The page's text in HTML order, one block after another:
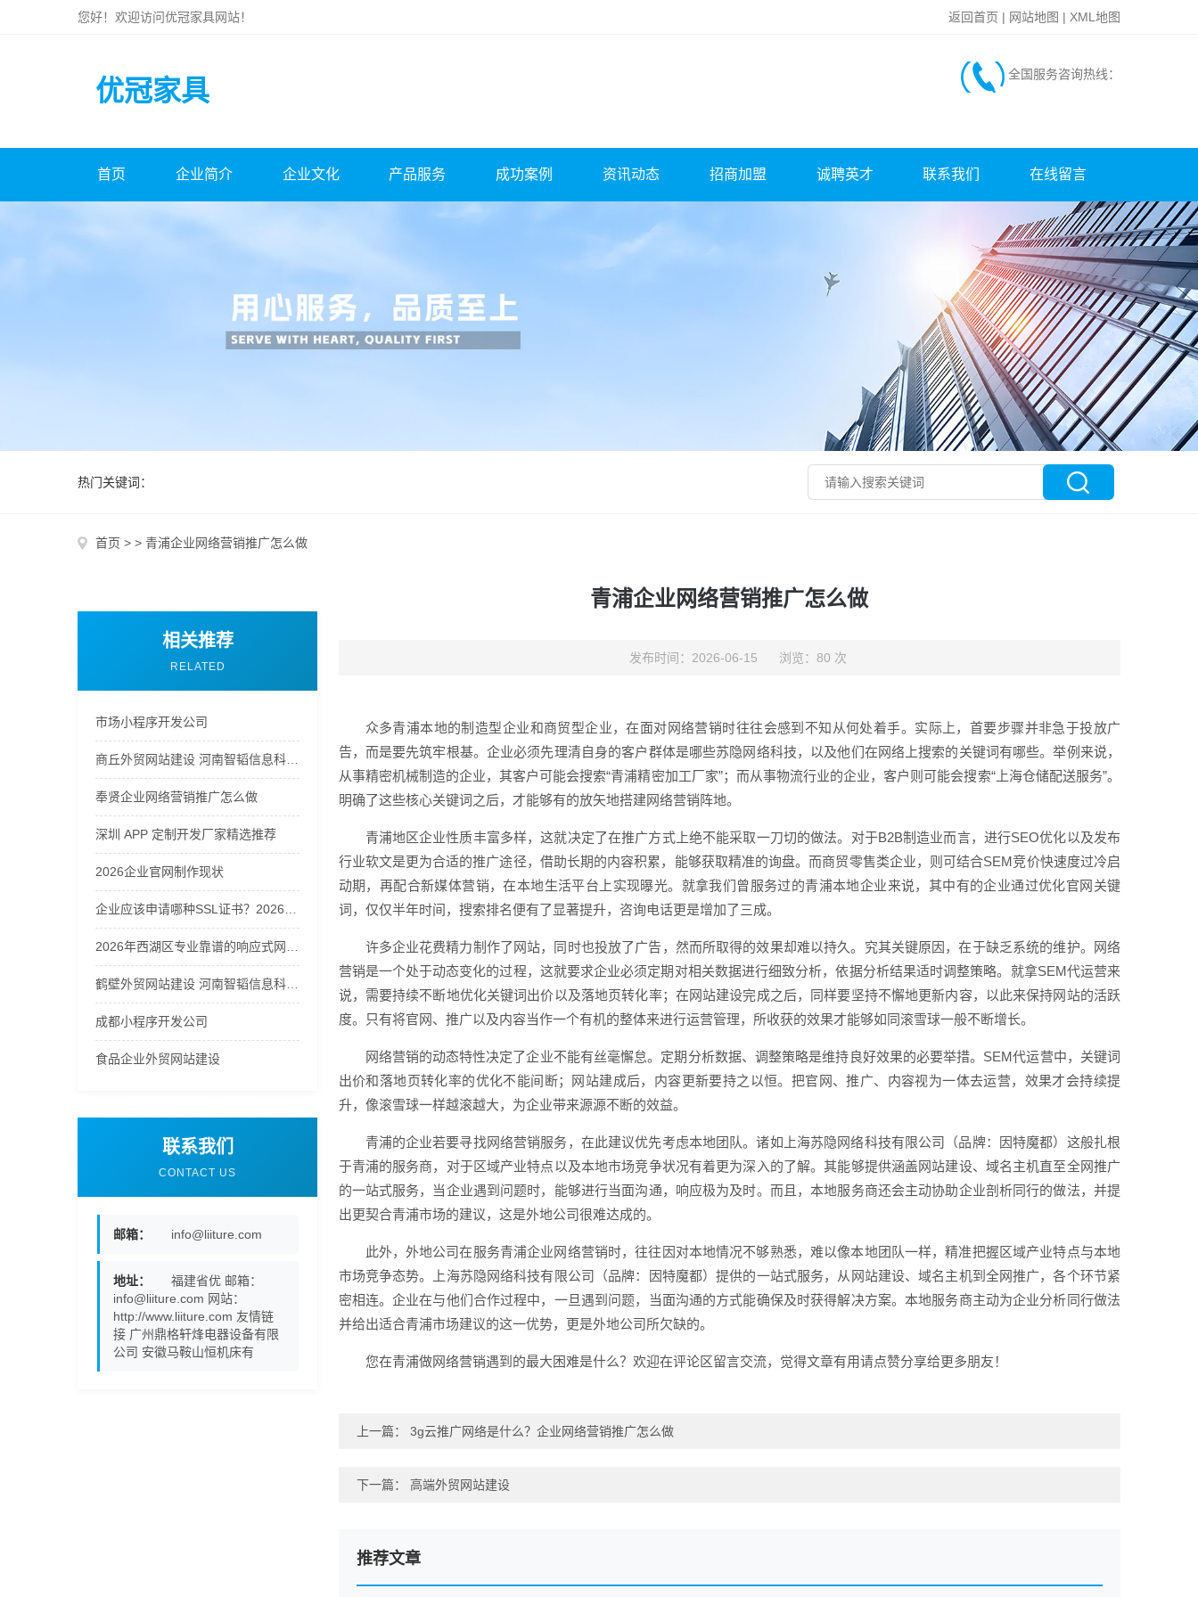
您好！欢迎访问优冠家具网站！ 返回首页 | 网站地图 | XML地图
优冠家具
全国服务咨询热线：
首页 企业简介 企业文化 产品服务 成功案例 资讯动态 招商加盟 诚聘英才 联系我们 在线留言
热门关键词：
首页 > > 青浦企业网络营销推广怎么做
相关推荐
RELATED
市场小程序开发公司
奉贤企业网络营销推广怎么做
深圳 APP 定制开发厂家精选推荐
2026企业官网制作现状
成都小程序开发公司
食品企业外贸网站建设
联系我们
CONTACT US
邮箱： info@liiture.com
地址：
福建省优 邮箱：
info@liiture.com 网站：
http://www.liiture.com 友情链
接 广州鼎格轩烽电器设备有限
公司 安徽马鞍山恒机床有
青浦企业网络营销推广怎么做
发布时间：2026-06-15 浏览：80 次
众多青浦本地的制造型企业和商贸型企业，在面对网络营销时往往会感到不知从何处着手。实际上，首要步骤并非急于投放广
告，而是要先筑牢根基。企业必须先理清自身的客户群体是哪些苏隐网络科技，以及他们在网络上搜索的关键词有哪些。举例来说，
从事精密机械制造的企业，其客户可能会搜索“青浦精密加工厂家”；而从事物流行业的企业，客户则可能会搜索“上海仓储配送服务”。
明确了这些核心关键词之后，才能够有的放矢地搭建网络营销阵地。
青浦地区企业性质丰富多样，这就决定了在推广方式上绝不能采取一刀切的做法。对于B2B制造业而言，进行SEO优化以及发布
行业软文是更为合适的推广途径，借助长期的内容积累，能够获取精准的询盘。而商贸零售类企业，则可结合SEM竞价快速度过冷启
动期，再配合新媒体营销，在本地生活平台上实现曝光。就拿我们曾服务过的青浦本地企业来说，其中有的企业通过优化官网关键
词，仅仅半年时间，搜索排名便有了显著提升，咨询电话更是增加了三成。
许多企业花费精力制作了网站，同时也投放了广告，然而所取得的效果却难以持久。究其关键原因，在于缺乏系统的维护。网络
营销是一个处于动态变化的过程，这就要求企业必须定期对相关数据进行细致分析，依据分析结果适时调整策略。就拿SEM代运营来
说，需要持续不断地优化关键词出价以及落地页转化率；在网站建设完成之后，同样要坚持不懈地更新内容，以此来保持网站的活跃
度。只有将官网、推广以及内容当作一个有机的整体来进行运营管理，所收获的效果才能够如同滚雪球一般不断增长。
网络营销的动态特性决定了企业不能有丝毫懈怠。定期分析数据、调整策略是维持良好效果的必要举措。SEM代运营中，关键词
出价和落地页转化率的优化不能间断；网站建成后，内容更新要持之以恒。把官网、推广、内容视为一体去运营，效果才会持续提
升，像滚雪球一样越滚越大，为企业带来源源不断的效益。
青浦的企业若要寻找网络营销服务，在此建议优先考虑本地团队。诸如上海苏隐网络科技有限公司（品牌：因特魔都）这般扎根
于青浦的服务商，对于区域产业特点以及本地市场竞争状况有着更为深入的了解。其能够提供涵盖网站建设、域名主机直至全网推广
的一站式服务，当企业遇到问题时，能够进行当面沟通，响应极为及时。而且，本地服务商还会主动协助企业剖析同行的做法，并提
出更契合青浦市场的建议，这是外地公司很难达成的。
此外，外地公司在服务青浦企业网络营销时，往往因对本地情况不够熟悉，难以像本地团队一样，精准把握区域产业特点与本地
市场竞争态势。上海苏隐网络科技有限公司（品牌：因特魔都）提供的一站式服务，从网站建设、域名主机到全网推广，各个环节紧
密相连。企业在与他们合作过程中，一旦遇到问题，当面沟通的方式能确保及时获得解决方案。本地服务商主动为企业分析同行做法
并给出适合青浦市场建议的这一优势，更是外地公司所欠缺的。
您在青浦做网络营销遇到的最大困难是什么？欢迎在评论区留言交流，觉得文章有用请点赞分享给更多朋友！
上一篇： 3g云推广网络是什么？企业网络营销推广怎么做
下一篇： 高端外贸网站建设
推荐文章